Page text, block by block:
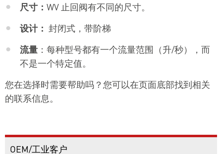
尺寸： WV 止回阀有不同的尺寸。
设计： 封闭式，带阶梯
流量 ：每种型号都有一个流量范围（升/秒），而
不是一个特定值。
您在选择时需要帮助吗？您可以在页面底部找到相关
的联系信息。
OEM/工业客户